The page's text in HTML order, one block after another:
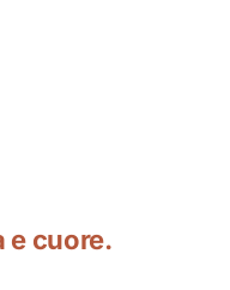
e cuore.